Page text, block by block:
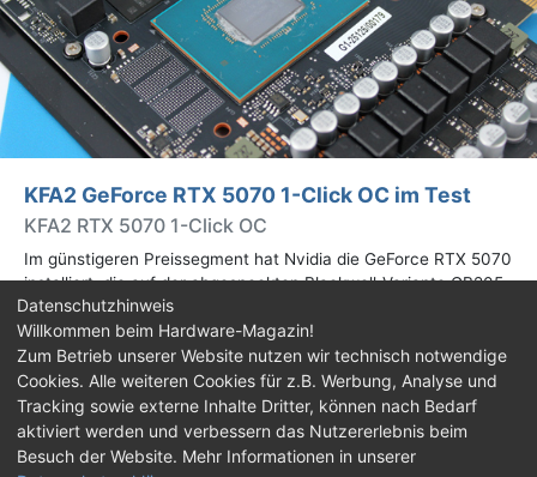
KFA2 GeForce RTX 5070 1-Click OC im Test
KFA2 RTX 5070 1-Click OC
Im günstigeren Preissegment hat Nvidia die GeForce RTX 5070
installiert, die auf der abgespeckten Blackwell-Variante GB205
basiert. Wir haben uns ein Custom-Design von Hersteller KFA2
im Test genauer angesehen.
Impressum| Kontakt |Jobs |Datenschutz |
Consent‑Einstellungen |Haftungsausschluss
Datenschutzhinweis
Willkommen beim Hardware-Magazin!
Zum Betrieb unserer Website nutzen wir technisch notwendige
Cookies. Alle weiteren Cookies für z.B. Werbung, Analyse und
Tracking sowie externe Inhalte Dritter, können nach Bedarf
aktiviert werden und verbessern das Nutzererlebnis beim
Besuch der Website. Mehr Informationen in unserer